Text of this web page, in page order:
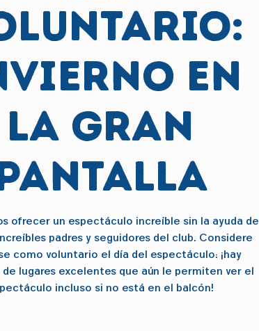
en
la gran
ofrecer un espectáculo increíble sin la ayuda de
padres y seguidores del club. Considere
como voluntario el día del espectáculo: ¡hay
lugares excelentes que aún le permiten ver el
incluso si no está en el balcón!